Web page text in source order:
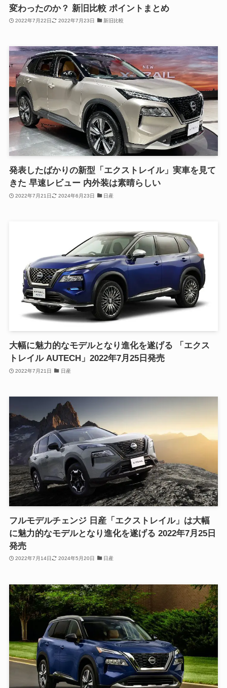
変わったのか？ 新旧比較 ポイントまとめ
2022年7月22日 2022年7月23日 新旧比較
発表したばかりの新型「エクストレイル」実車を見て
きた 早速レビュー 内外装は素晴らしい
2022年7月21日 2024年6月23日 日産
大幅に魅力的なモデルとなり進化を遂げる 「エクス
トレイル AUTECH」2022年7月25日発売
2022年7月21日 日産
フルモデルチェンジ 日産「エクストレイル」は大幅
に魅力的なモデルとなり進化を遂げる 2022年7月25日
発売
2022年7月14日 2024年5月20日 日産